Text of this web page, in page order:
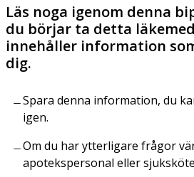
Läs noga igenom denna
du börjar ta detta
innehåller information
dig.
Spara denna information, du
igen.
Om du har ytterligare frågor
apotekspersonal eller